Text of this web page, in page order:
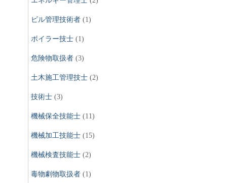
ビル管理技術者 (1)
ボイラー技士 (1)
危険物取扱者 (3)
土木施工管理技士 (2)
技術士 (3)
機械保全技能士 (11)
機械加工技能士 (15)
機械検査技能士 (2)
毒物劇物取扱者 (1)